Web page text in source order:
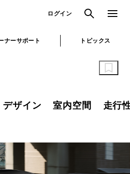
ログイン 検索 メニュ
ナーサポート トピックス
デザイン 室内空間 走行